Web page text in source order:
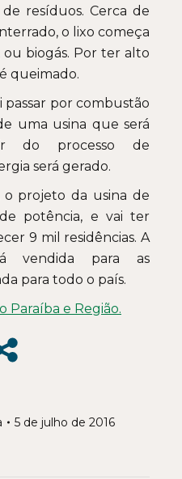
resíduos. Cerca de
o lixo começa
biogás. Por ter alto
queimado.
passar por combustão
uma usina que será
do processo de
será gerado.
projeto da usina de
potência, e vai ter
9 mil residências. A
vendida para as
para todo o país.
Paraíba e Região.
5 de julho de 2016